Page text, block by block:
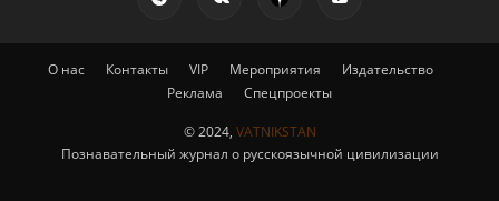
О нас Контакты VIP Мероприятия
Издательство
Реклама
Спецпроекты
© 2024, VATNIKSTAN
Познавательный журнал о русскоязычной цивилизации